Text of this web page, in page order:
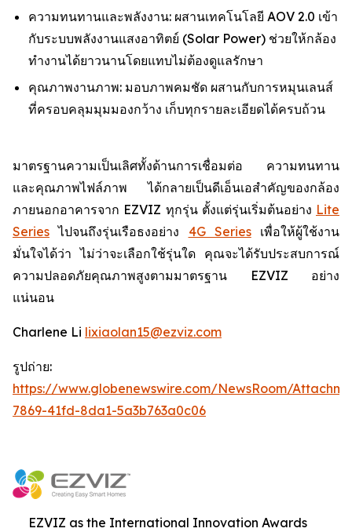
ความทนทานและพลังงาน: ผสานเทคโนโลยี AOV 2.0 เข้า
กับระบบพลังงานแสงอาทิตย์ (Solar Power) ช่วยให้กล้อง
ทำงานได้ยาวนานโดยแทบไม่ต้องดูแลรักษา
คุณภาพงานภาพ: มอบภาพคมชัด ผสานกับการหมุนเลนส์
ที่ครอบคลุมมุมมองกว้าง เก็บทุกรายละเอียดได้ครบถ้วน
มาตรฐานความเป็นเลิศทั้งด้านการเชื่อมต่อ ความทนทาน
และคุณภาพไฟล์ภาพ ได้กลายเป็นดีเอ็นเอสำคัญของกล้อง
ภายนอกอาคารจาก EZVIZ ทุกรุ่น ตั้งแต่รุ่นเริ่มต้นอย่าง Lite
Series ไปจนถึงรุ่นเรือธงอย่าง 4G Seriesเพื่อให้ผู้ใช้งาน
มั่นใจได้ว่า ไม่ว่าจะเลือกใช้รุ่นใด คุณจะได้รับประสบการณ์
ความปลอดภัยคุณภาพสูงตามมาตรฐาน EZVIZ อย่าง
แน่นอน
Charlene Li lixiaolan15@ezviz.com
รูปถ่าย:
https://www.globenewswire.com/NewsRoom/
7869-41fd-8da1-5a3b763a0c06
EZVIZ as the International Innovation Awards